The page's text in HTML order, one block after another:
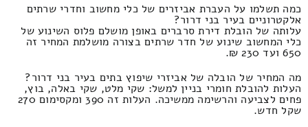
כמה תשלמו על העברת אביזרים של כלי מחשוב וחדרי שרתים
אלקטרוניים בעיר בני דרור?
עלותה של הובלת דירת סרברים באופן מושלם פלוס השינוע של
כלי המחשוב שינוע של חדר שרתים בצורה מושלמת המחיר זה
650 ועד 230 ₪.
מה המחיר של הובלה של אביזרי שיפוץ בתים בעיר בני דרור?
העלות להובלת חומרי בניין למשל: שקי מלט, שקי באלה, בוץ,
פחים לצביעה והרשימה ממשיכה. העלות זה 390 ומקסימום 270
שקל חדש.